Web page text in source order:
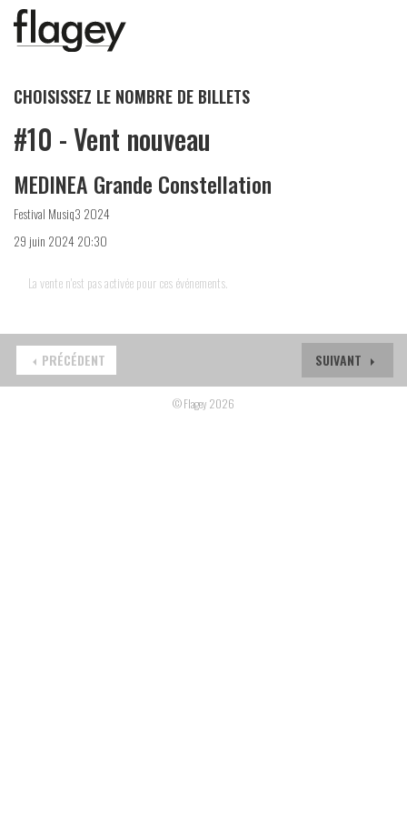
CHOISISSEZ LE NOMBRE DE BILLETS
#10 - Vent nouveau
MEDINEA Grande Constellation
Festival Musiq3 2024
29 juin 2024 20:30
La vente n'est pas activée pour ces événements.
SUIVANT
PRÉCÉDENT
© Flagey 2026